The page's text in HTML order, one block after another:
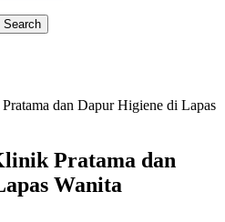
dan Dapur Higiene di Lapas
Pratama dan
Wanita